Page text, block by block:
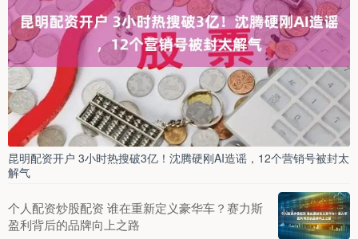
昆明配资开户 3小时热搜破3亿！沈腾硬刚AI造谣，12个营销号被封太
解气
个人配资炒股配资 谁在重新定义豪华车？赛力斯
盈利背后的品牌向上之路